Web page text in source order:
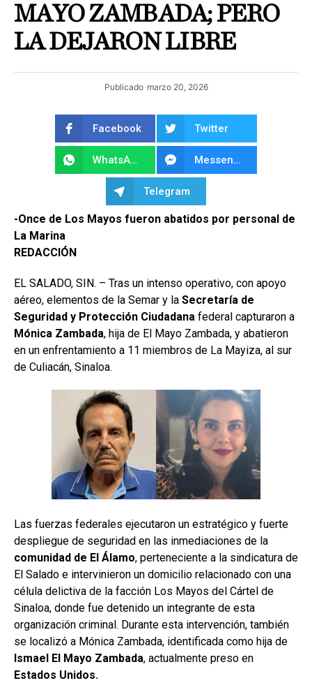
MAYO ZAMBADA; PERO
LA DEJARON LIBRE
Publicado marzo 20, 2026
Facebook Twitter
WhatsApp Messenger
Telegram
-Once de Los Mayos fueron abatidos por personal de
La Marina
REDACCIÓN
EL SALADO, SIN. – Tras un intenso operativo, con apoyo
aéreo, elementos de la Semar y la Secretaría de
Seguridad y Protección Ciudadana federal capturaron a
Mónica Zambada, hija de El Mayo Zambada, y abatieron
en un enfrentamiento a 11 miembros de La Mayiza, al sur
de Culiacán, Sinaloa.
Las fuerzas federales ejecutaron un estratégico y fuerte
despliegue de seguridad en las inmediaciones de la
comunidad de El Álamo, perteneciente a la sindicatura de
El Salado e intervinieron un domicilio relacionado con una
célula delictiva de la facción Los Mayos del Cártel de
Sinaloa, donde fue detenido un integrante de esta
organización criminal. Durante esta intervención, también
se localizó a Mónica Zambada, identificada como hija de
Ismael El Mayo Zambada, actualmente preso en
Estados Unidos.